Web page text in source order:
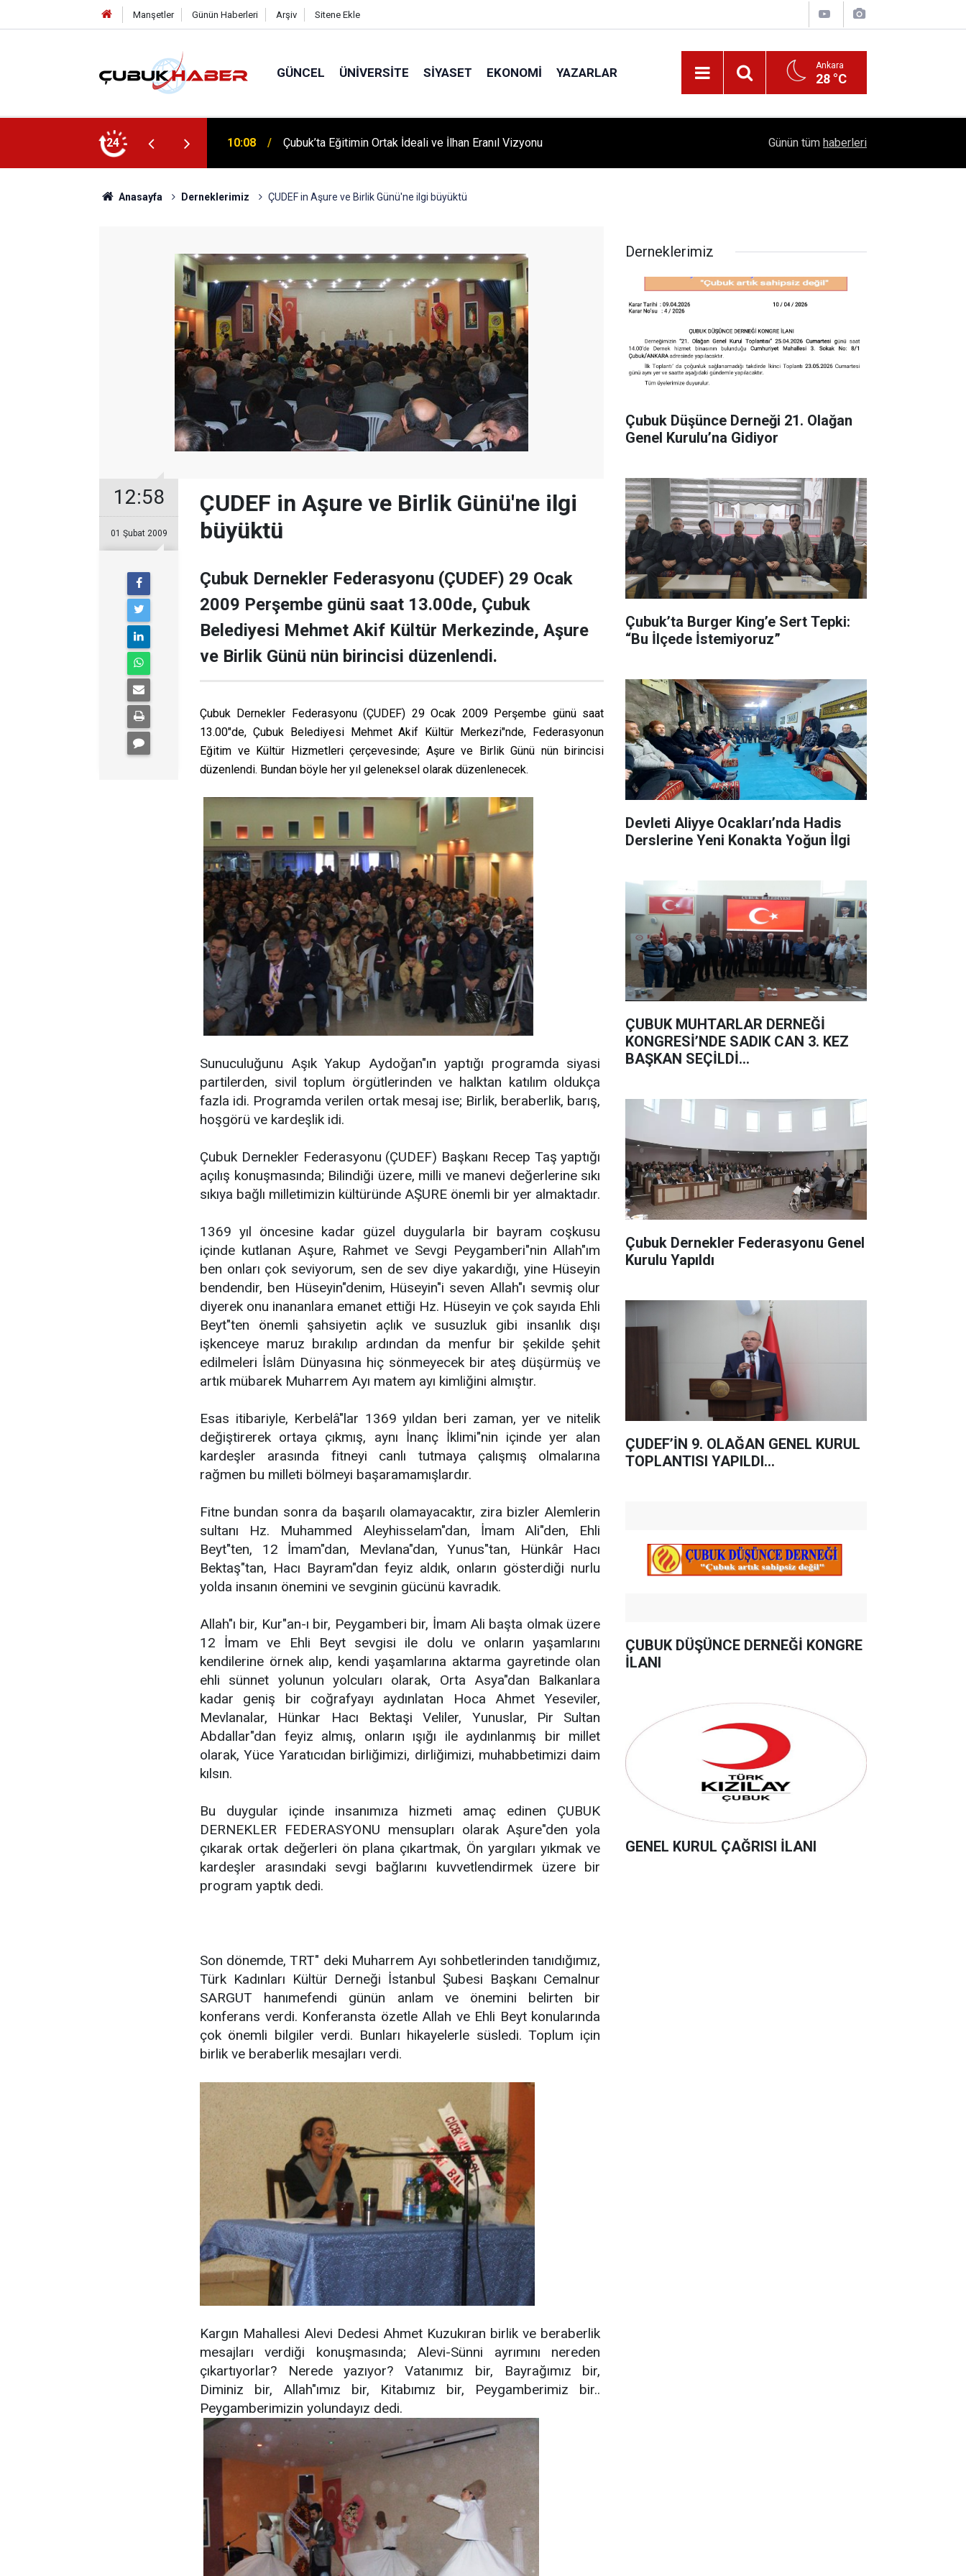
Manşetler Günün Haberleri Arşiv Sitene Ekle
GÜNCEL ÜNIVERSITE SIYASET EKONOMI YAZARLAR Ankara
28 °C
24
Eranıl Vizyonu 12:06 ÇUBUK’TA ‘YAZA MERHABA’ COŞKUSU: Kursiyerler Gönüllerince Eğlendi! 1504 Kep, Tek Bir Hedef: Bilim Kenti Çubuk
Günün tüm haberleri
Anasayfa Derneklerimiz ÇUDEF in Aşure ve Birlik Günü'ne ilgi büyüktü
12:58
01 Şubat 2009
ÇUDEF in Aşure ve Birlik Günü'ne ilgi
büyüktü
Çubuk Dernekler Federasyonu (ÇUDEF) 29 Ocak
2009 Perşembe günü saat 13.00de, Çubuk
Belediyesi Mehmet Akif Kültür Merkezinde, Aşure
ve Birlik Günü nün birincisi düzenlendi.
Çubuk Dernekler Federasyonu (ÇUDEF) 29 Ocak 2009 Perşembe günü saat
13.00"de, Çubuk Belediyesi Mehmet Akif Kültür Merkezi"nde, Federasyonun
Eğitim ve Kültür Hizmetleri çerçevesinde; Aşure ve Birlik Günü nün birincisi
düzenlendi. Bundan böyle her yıl geleneksel olarak düzenlenecek.
Sunuculuğunu Aşık Yakup Aydoğan"ın yaptığı programda siyasi
partilerden, sivil toplum örgütlerinden ve halktan katılım oldukça
fazla idi. Programda verilen ortak mesaj ise; Birlik, beraberlik, barış,
hoşgörü ve kardeşlik idi.
Çubuk Dernekler Federasyonu (ÇUDEF) Başkanı Recep Taş yaptığı
açılış konuşmasında; Bilindiği üzere, milli ve manevi değerlerine sıkı
sıkıya bağlı milletimizin kültüründe AŞURE önemli bir yer almaktadır.
1369 yıl öncesine kadar güzel duygularla bir bayram coşkusu
içinde kutlanan Aşure, Rahmet ve Sevgi Peygamberi"nin Allah"ım
ben onları çok seviyorum, sen de sev diye yakardığı, yine Hüseyin
bendendir, ben Hüseyin"denim, Hüseyin"i seven Allah"ı sevmiş olur
diyerek onu inananlara emanet ettiği Hz. Hüseyin ve çok sayıda Ehli
Beyt"ten önemli şahsiyetin açlık ve susuzluk gibi insanlık dışı
işkenceye maruz bırakılıp ardından da menfur bir şekilde şehit
edilmeleri İslâm Dünyasına hiç sönmeyecek bir ateş düşürmüş ve
artık mübarek Muharrem Ayı matem ayı kimliğini almıştır.
Esas itibariyle, Kerbelâ"lar 1369 yıldan beri zaman, yer ve nitelik
değiştirerek ortaya çıkmış, aynı İnanç İklimi"nin içinde yer alan
kardeşler arasında fitneyi canlı tutmaya çalışmış olmalarına
rağmen bu milleti bölmeyi başaramamışlardır.
Fitne bundan sonra da başarılı olamayacaktır, zira bizler Alemlerin
sultanı Hz. Muhammed Aleyhisselam"dan, İmam Ali"den, Ehli
Beyt"ten, 12 İmam"dan, Mevlana"dan, Yunus"tan, Hünkâr Hacı
Bektaş"tan, Hacı Bayram"dan feyiz aldık, onların gösterdiği nurlu
yolda insanın önemini ve sevginin gücünü kavradık.
Allah"ı bir, Kur"an-ı bir, Peygamberi bir, İmam Ali başta olmak üzere
12 İmam ve Ehli Beyt sevgisi ile dolu ve onların yaşamlarını
kendilerine örnek alıp, kendi yaşamlarına aktarma gayretinde olan
ehli sünnet yolunun yolcuları olarak, Orta Asya"dan Balkanlara
kadar geniş bir coğrafyayı aydınlatan Hoca Ahmet Yeseviler,
Mevlanalar, Hünkar Hacı Bektaşi Veliler, Yunuslar, Pir Sultan
Abdallar"dan feyiz almış, onların ışığı ile aydınlanmış bir millet
olarak, Yüce Yaratıcıdan birliğimizi, dirliğimizi, muhabbetimizi daim
kılsın.
Bu duygular içinde insanımıza hizmeti amaç edinen ÇUBUK
DERNEKLER FEDERASYONU mensupları olarak Aşure"den yola
çıkarak ortak değerleri ön plana çıkartmak, Ön yargıları yıkmak ve
kardeşler arasındaki sevgi bağlarını kuvvetlendirmek üzere bir
program yaptık dedi.
Son dönemde, TRT" deki Muharrem Ayı sohbetlerinden tanıdığımız,
Türk Kadınları Kültür Derneği İstanbul Şubesi Başkanı Cemalnur
SARGUT hanımefendi günün anlam ve önemini belirten bir
konferans verdi. Konferansta özetle Allah ve Ehli Beyt konularında
çok önemli bilgiler verdi. Bunları hikayelerle süsledi. Toplum için
birlik ve beraberlik mesajları verdi.
Kargın Mahallesi Alevi Dedesi Ahmet Kuzukıran birlik ve beraberlik
mesajları verdiği konuşmasında; Alevi-Sünni ayrımını nereden
çıkartıyorlar? Nerede yazıyor? Vatanımız bir, Bayrağımız bir,
Diminiz bir, Allah"ımız bir, Kitabımız bir, Peygamberimiz bir..
Peygamberimizin yolundayız dedi.
Derneklerimiz
Çubuk Düşünce Derneği 21. Olağan
Genel Kurulu’na Gidiyor
Çubuk’ta Burger King’e Sert Tepki:
“Bu İlçede İstemiyoruz”
Devleti Aliyye Ocakları’nda Hadis
Derslerine Yeni Konakta Yoğun İlgi
ÇUBUK MUHTARLAR DERNEĞİ
KONGRESİ’NDE SADIK CAN 3. KEZ
BAŞKAN SEÇİLDİ...
Çubuk Dernekler Federasyonu Genel
Kurulu Yapıldı
ÇUDEF’İN 9. OLAĞAN GENEL KURUL
TOPLANTISI YAPILDI...
ÇUBUK DÜŞÜNCE DERNEĞİ KONGRE
İLANI
GENEL KURUL ÇAĞRISI İLANI